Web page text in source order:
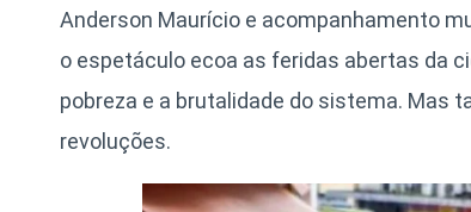
Anderson Maurício e acompanhamento
o espetáculo ecoa as feridas abertas da
pobreza e a brutalidade do sistema. Mas
revoluções.